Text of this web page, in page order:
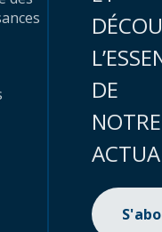
DE
NOTRE